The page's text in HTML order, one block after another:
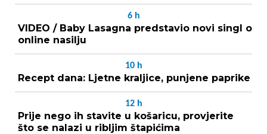
6 h
VIDEO / Baby Lasagna predstavio novi singl o
online nasilju
10 h
Recept dana: Ljetne kraljice, punjene paprike
12 h
Prije nego ih stavite u košaricu, provjerite
što se nalazi u ribljim štapićima